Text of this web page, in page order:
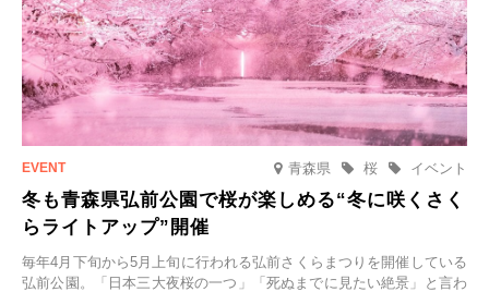
青森県 イベント
桜
冬も青森県弘前公園で桜が楽しめる“冬に咲くさく
らライトアップ”開催
毎年4月下旬から5月上旬に行われる弘前さくらまつりを開催している
弘前公園。「日本三大夜桜の一つ」「死ぬまでに見たい絶景」と言わ